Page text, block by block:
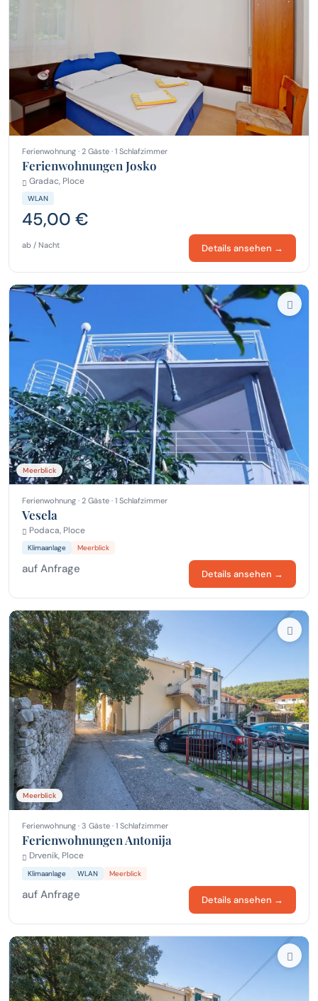
Ferienwohnung · 2 Gäste · 1 Schlafzimmer
Ferienwohnungen Josko
Gradac, Ploce
WLAN
45,00 €
ab / Nacht Details ansehen →
Meerblick
Ferienwohnung · 2 Gäste · 1 Schlafzimmer
Vesela
Podaca, Ploce
Klimaanlage Meerblick
auf Anfrage Details ansehen →
Meerblick
Ferienwohnung · 3 Gäste · 1 Schlafzimmer
Ferienwohnungen Antonija
Drvenik, Ploce
Klimaanlage WLAN Meerblick
auf Anfrage Details ansehen →